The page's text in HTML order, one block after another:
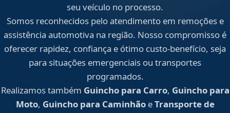
seu veículo no processo.
Somos reconhecidos pelo atendimento em remoções e
assistência automotiva na região. Nosso compromisso é
oferecer rapidez, confiança e ótimo custo-benefício, seja
para situações emergenciais ou transportes
programados.
Realizamos também Guincho para Carro, Guincho para
Moto, Guincho para CaminhãoeTransporte de